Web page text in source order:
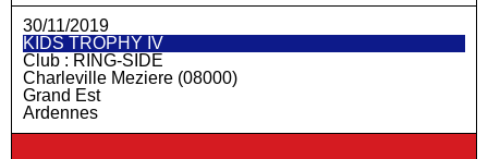
30/11/2019
KIDS TROPHY IV
Club : RING-SIDE
Charleville Meziere (08000)
Grand Est
Ardennes